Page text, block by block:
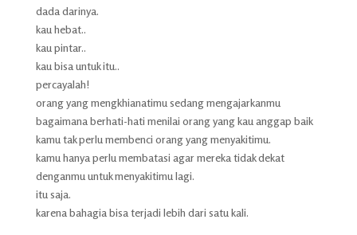
dada darinya.
kau hebat..
kau pintar..
kau bisa untuk itu..
percayalah!
orang yang mengkhianatimu sedang mengajarkanmu
bagaimana berhati-hati menilai orang yang kau anggap baik
kamu tak perlu membenci orang yang menyakitimu.
kamu hanya perlu membatasi agar mereka tidak dekat
denganmu untuk menyakitimu lagi.
itu saja.
karena bahagia bisa terjadi lebih dari satu kali.